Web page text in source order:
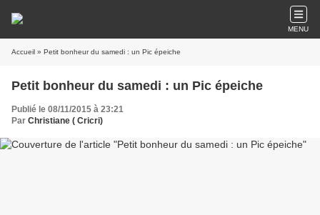
MENU
Accueil » Petit bonheur du samedi : un Pic épeiche
Petit bonheur du samedi : un Pic épeiche
Publié le 08/11/2015 à 23:21
Par Christiane ( Cricri)